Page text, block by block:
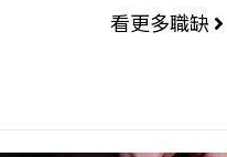
看更多職缺